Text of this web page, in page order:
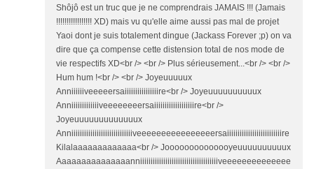
Shôjô est un truc que je ne comprendrais JAMAIS !!! (Jamais
!!!!!!!!!!!!!!!!! XD) mais vu qu'elle aime aussi pas mal de projet
Yaoi dont je suis totalement dingue (Jackass Forever ;p) on va
dire que ça compense cette distension total de nos mode de
vie respectifs XD<br /> <br /> Plus sérieusement...<br /> <br />
Hum hum !<br /> <br /> Joyeuuuuux
Anniiiiiiveeeeersaiiiiiiiiiiiiiiiire<br /> Joyeuuuuuuuuuux
Anniiiiiiiiiiiiiveeeeeeeersaiiiiiiiiiiiiiiiiiiire<br />
Joyeuuuuuuuuuuuuux
Anniiiiiiiiiiiiiiiiiiiiiiiiiiiiiveeeeeeeeeeeeeeeersaiiiiiiiiiiiiiiiiiiiiiiiiiire
Kilalaaaaaaaaaaaaa<br /> Joooooooooooooyeuuuuuuuuuux
Aaaaaaaaaaaaaaanniiiiiiiiiiiiiiiiiiiiiiiiiiiiiiiiiiiiiveeeeeeeeeeeeee